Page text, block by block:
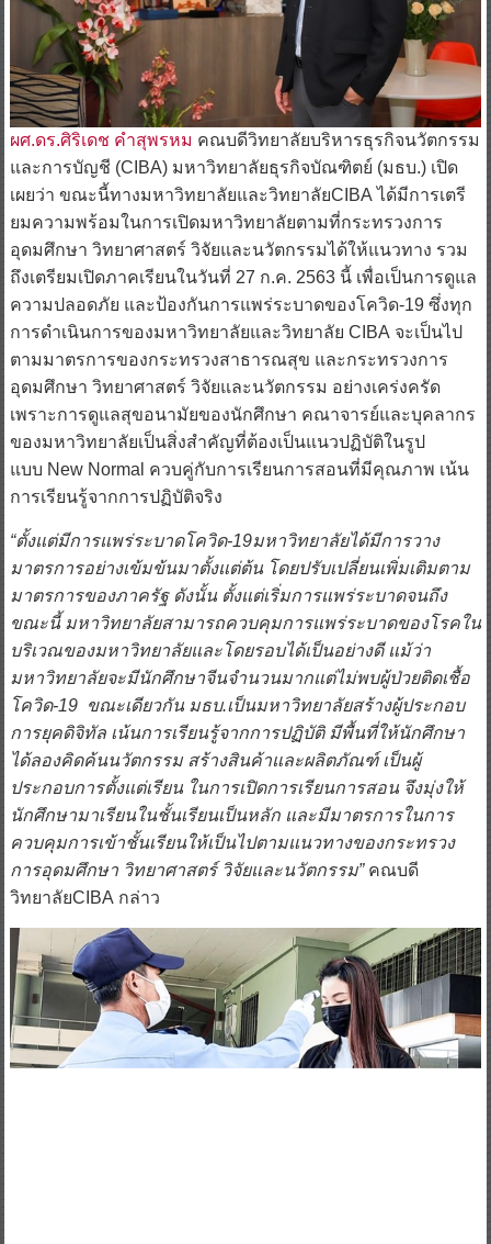
ผศ.ดร.ศิริเดช คำสุพรหม คณบดีวิทยาลัยบริหารธุรกิจนวัตกรรม
และการบัญชี (CIBA) มหาวิทยาลัยธุรกิจบัณฑิตย์ (มธบ.) เปิด
เผยว่า ขณะนี้ทางมหาวิทยาลัยและวิทยาลัยCIBA ได้มีการเตรี
ยมความพร้อมในการเปิดมหาวิทยาลัยตามที่กระทรวงการ
อุดมศึกษา วิทยาศาสตร์ วิจัยและนวัตกรรมได้ให้แนวทาง รวม
ถึงเตรียมเปิดภาคเรียนในวันที่ 27 ก.ค. 2563 นี้ เพื่อเป็นการดูแล
ความปลอดภัย และป้องกันการแพร่ระบาดของโควิด-19 ซึ่งทุก
การดำเนินการของมหาวิทยาลัยและวิทยาลัย CIBA จะเป็นไป
ตามมาตรการของกระทรวงสาธารณสุข และกระทรวงการ
อุดมศึกษา วิทยาศาสตร์ วิจัยและนวัตกรรม อย่างเคร่งครัด
เพราะการดูแลสุขอนามัยของนักศึกษา คณาจารย์และบุคลากร
ของมหาวิทยาลัยเป็นสิ่งสำคัญที่ต้องเป็นแนวปฏิบัติในรูป
แบบ New Normal ควบคู่กับการเรียนการสอนที่มีคุณภาพ เน้น
การเรียนรู้จากการปฏิบัติจริง
“ตั้งแต่มีการแพร่ระบาดโควิด-19มหาวิทยาลัยได้มีการวาง
มาตรการอย่างเข้มข้นมาตั้งแต่ต้น โดยปรับเปลี่ยนเพิ่มเติมตาม
มาตรการของภาครัฐ ดังนั้น ตั้งแต่เริ่มการแพร่ระบาดจนถึง
ขณะนี้ มหาวิทยาลัยสามารถควบคุมการแพร่ระบาดของโรคใน
บริเวณของมหาวิทยาลัยและโดยรอบได้เป็นอย่างดี แม้ว่า
มหาวิทยาลัยจะมีนักศึกษาจีนจำนวนมากแต่ไม่พบผู้ป่วยติดเชื้อ
โควิด-19 ขณะเดียวกัน มธบ.เป็นมหาวิทยาลัยสร้างผู้ประกอบ
การยุคดิจิทัล เน้นการเรียนรู้จากการปฏิบัติ มีพื้นที่ให้นักศึกษา
ได้ลองคิดค้นนวัตกรรม สร้างสินค้าและผลิตภัณฑ์ เป็นผู้
ประกอบการตั้งแต่เรียน ในการเปิดการเรียนการสอน จึงมุ่งให้
นักศึกษามาเรียนในชั้นเรียนเป็นหลัก และมีมาตรการในการ
ควบคุมการเข้าชั้นเรียนให้เป็นไปตามแนวทางของกระทรวง
การอุดมศึกษา วิทยาศาสตร์ วิจัยและนวัตกรรม”คณบดี
วิทยาลัยCIBA กล่าว